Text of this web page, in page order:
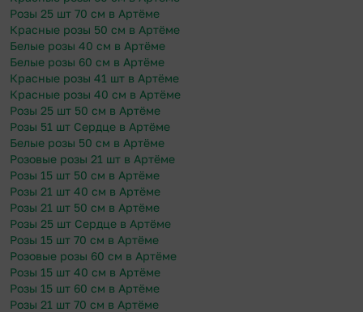
Розы 25 шт 70 см в Артёме
Красные розы 50 см в Артёме
Белые розы 40 см в Артёме
Белые розы 60 см в Артёме
Красные розы 41 шт в Артёме
Красные розы 40 см в Артёме
Розы 25 шт 50 см в Артёме
Розы 51 шт Сердце в Артёме
Белые розы 50 см в Артёме
Розовые розы 21 шт в Артёме
Розы 15 шт 50 см в Артёме
Розы 21 шт 40 см в Артёме
Розы 21 шт 50 см в Артёме
Розы 25 шт Сердце в Артёме
Розы 15 шт 70 см в Артёме
Розовые розы 60 см в Артёме
Розы 15 шт 40 см в Артёме
Розы 15 шт 60 см в Артёме
Розы 21 шт 70 см в Артёме